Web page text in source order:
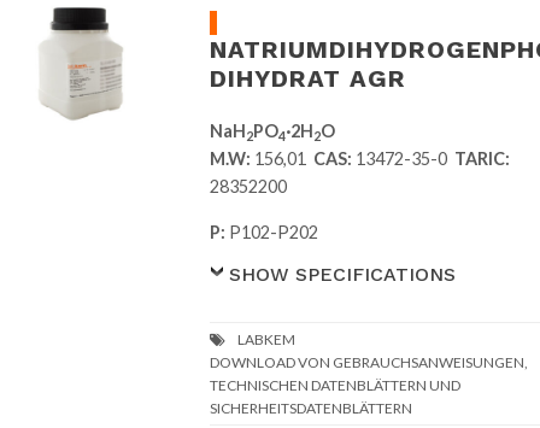
DIHYDRAT AGR
NaH 2PO4·2H 2O
M.W: 156,01 CAS: 13472-35-0 TARIC:
28352200
P: P102-P202
SHOW SPECIFICATIONS
DOWNLOAD VON GEBRAUCHSANWEISUNGEN,
TECHNISCHEN DATENBLÄTTERN UND
SICHERHEITSDATENBLÄTTERN